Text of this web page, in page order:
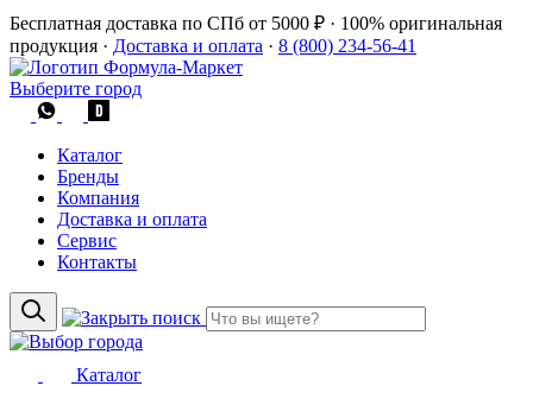
Бесплатная доставка по СПб от 5000 ₽ · 100% оригинальная
продукция · Доставка и оплата · 8 (800) 234-56-41
Выберите город
Каталог
Бренды
Компания
Доставка и оплата
Сервис
Контакты
Каталог